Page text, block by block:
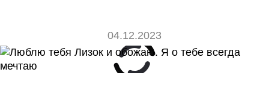
04.12.2023